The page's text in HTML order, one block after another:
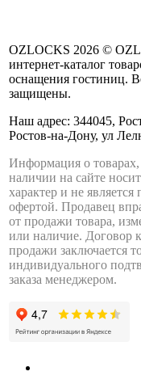
OZLOCKS 2026 ©
интернет-каталог
оснащения гостиниц.
защищены.
Наш адрес: 344045,
Ростов-на-Дону, ул
Информация о
наличии на сайте
характер и не
офертой. Продавец
от продажи товара,
или наличие. Договор
продажи заключается
индивидуального
заказа менеджером.